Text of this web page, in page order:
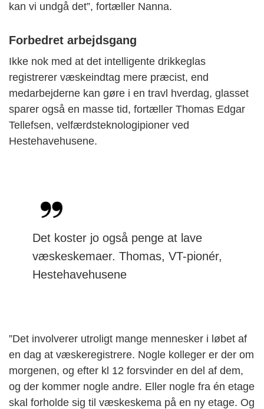
kan vi undgå det”, fortæller Nanna.
Forbedret arbejdsgang
Ikke nok med at det intelligente drikkeglas
registrerer væskeindtag mere præcist, end
medarbejderne kan gøre i en travl hverdag, glasset
sparer også en masse tid, fortæller Thomas Edgar
Tellefsen, velfærdsteknologipioner ved
Hestehavehusene.
Det koster jo også penge at lave
væskeskemaer. Thomas, VT-pionér,
Hestehavehusene
”Det involverer utroligt mange mennesker i løbet af
en dag at væskeregistrere. Nogle kolleger er der om
morgenen, og efter kl 12 forsvinder en del af dem,
og der kommer nogle andre. Eller nogle fra én etage
skal forholde sig til væskeskema på en ny etage. Og